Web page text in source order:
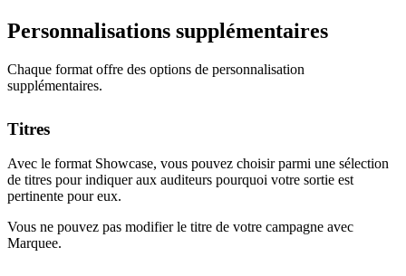
Personnalisations supplémentaires
Chaque format offre des options de personnalisation
supplémentaires.
Titres
Avec le format Showcase, vous pouvez choisir parmi une sélection
de titres pour indiquer aux auditeurs pourquoi votre sortie est
pertinente pour eux.
Vous ne pouvez pas modifier le titre de votre campagne avec
Marquee.